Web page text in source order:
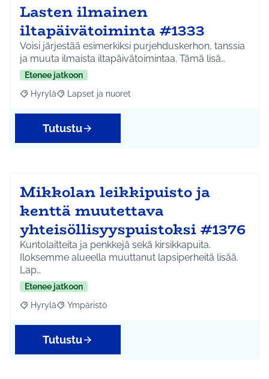
Lasten ilmainen
iltapäivätoiminta #1333
Voisi järjestää esimerkiksi purjehduskerhon, tanssia
ja muuta ilmaista iltapäivätoimintaa. Tämä lisä…
Etenee jatkoon
Rajaa tulokset aihepiirin mukaan: Hyrylä
Hyrylä Rajaa tulokset teeman mukaan: Lapset ja nuoret
Lapset ja nuoret
Tutustu
Mikkolan leikkipuisto ja
kenttä muutettava
yhteisöllisyyspuistoksi #1376
Kuntolaitteita ja penkkejä sekä kirsikkapuita.
Iloksemme alueella muuttanut lapsiperheitä lisää.
Lap…
Etenee jatkoon
Rajaa tulokset aihepiirin mukaan: Hyrylä
Hyrylä Rajaa tulokset teeman mukaan: Ympäristö
Ympäristö
Tutustu